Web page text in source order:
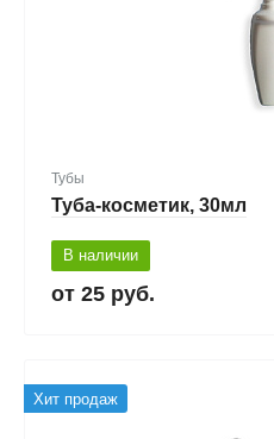
Тубы
Туба-косметик, 30мл
В наличии
25 руб.
Хит продаж